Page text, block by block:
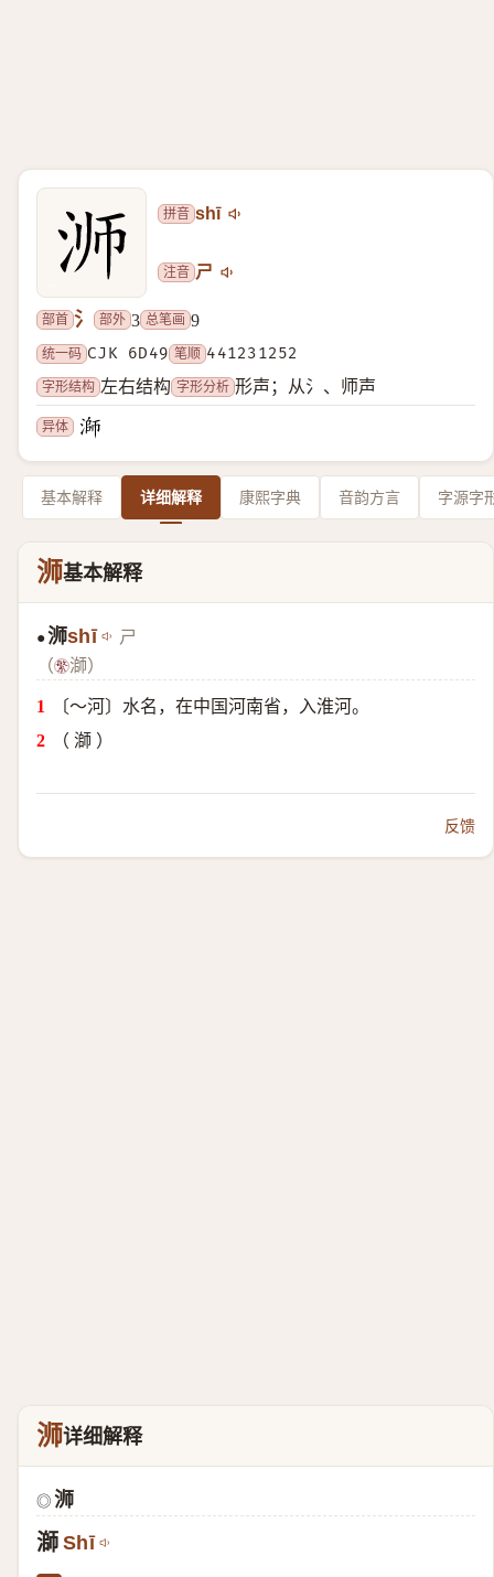
拼音 shī
注音 ㄕ
部首 氵 部外 3 总笔画 9
统一码 CJK 6D49 笔顺 441231252
字形结构 左右结构 字形分析 形声；从氵、师声
异体
基本解释 详细解释 康熙字典 音韵方言 字源字
浉基本解释
●浉shī ㄕ
（
溮）
〔～河〕水名，在中国河南省，入淮河。
（ 溮 ）
反馈
浉详细解释
◎ 浉
溮 Shī